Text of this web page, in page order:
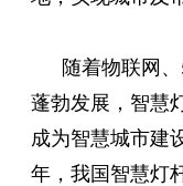
随着物联网、
蓬勃发展，智慧
成为智慧城市建
年，我国智慧灯